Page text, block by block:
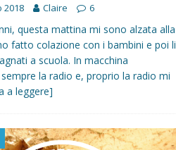
attività e tour a prova di famiglia
2018 Claire 6
questa mattina mi sono alzata alla
fatto colazione con i bambini e poi li
a scuola. In macchina
la radio e, proprio la radio mi
a leggere]